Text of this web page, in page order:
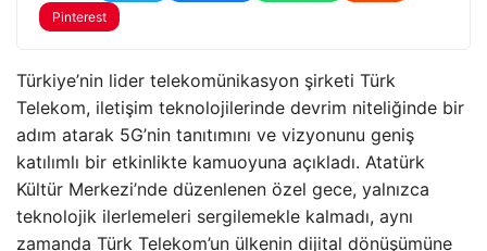
Pinterest
Türkiye’nin lider telekomünikasyon şirketi Türk
Telekom, iletişim teknolojilerinde devrim niteliğinde bir
adım atarak 5G’nin tanıtımını ve vizyonunu geniş
katılımlı bir etkinlikte kamuoyuna açıkladı. Atatürk
Kültür Merkezi’nde düzenlenen özel gece, yalnızca
teknolojik ilerlemeleri sergilemekle kalmadı, aynı
zamanda Türk Telekom’un ülkenin dijital dönüşümüne